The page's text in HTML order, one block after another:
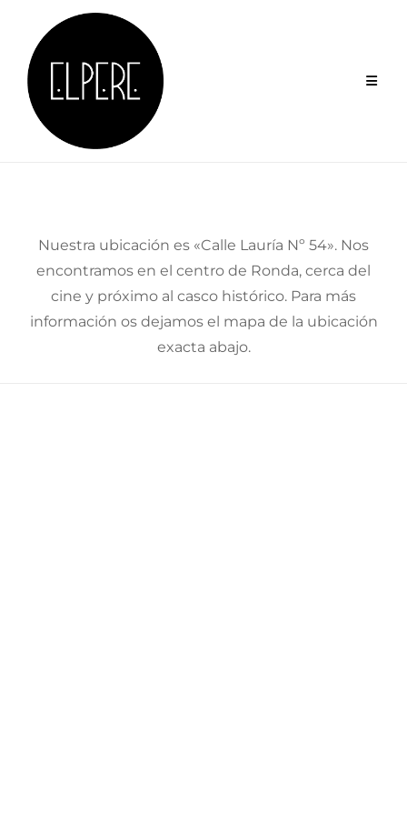
content
Nuestra ubicación es «Calle Lauría Nº 54». Nos
encontramos en el centro de Ronda, cerca del
cine y próximo al casco histórico. Para más
información os dejamos el mapa de la ubicación
exacta abajo.